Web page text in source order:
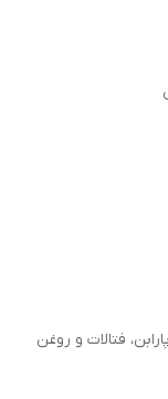
فتالات و روغن